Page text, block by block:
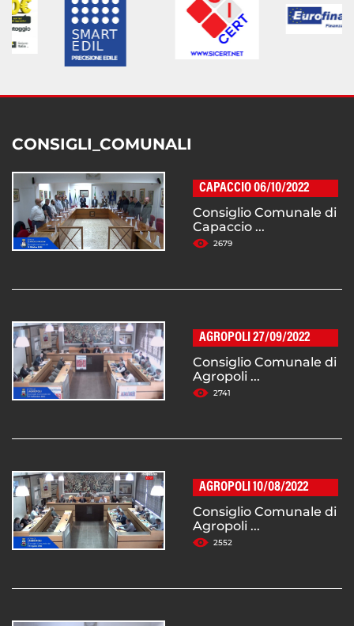
CONSIGLI_COMUNALI
CAPACCIO 06/10/2022
Consiglio Comunale di
Capaccio ...
2679
AGROPOLI 27/09/2022
Consiglio Comunale di
Agropoli ...
2741
AGROPOLI 10/08/2022
Consiglio Comunale di
Agropoli ...
2552